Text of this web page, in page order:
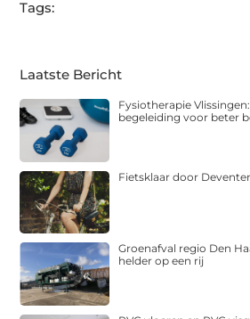
Tags:
Laatste Bericht
Fysiotherapie
begeleiding voor beter
Fietsklaar door
Groenafval regio Den
helder op een rij